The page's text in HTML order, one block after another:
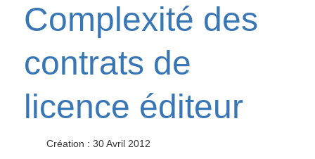
Complexité des
contrats de
licence éditeur
Création : 30 Avril 2012